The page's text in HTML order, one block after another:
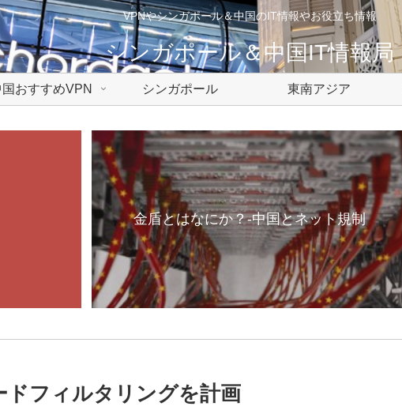
VPNやシンガポール＆中国のIT情報やお役立ち情報
シンガポール＆中国IT情報局
国おすすめVPN シンガポール 東南アジア
金盾とはなにか？-中国とネット規制
ドフィルタリングを計画